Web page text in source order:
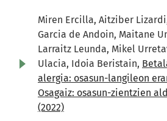
Miren Ercilla, Aitziber
Garcia de Andoin, Maitane
Larraitz Leunda, Mikel
Ulacia, Idoia Beristain,
alergia: osasun-langileon
Osagaiz: osasun-zientzien
(2022)